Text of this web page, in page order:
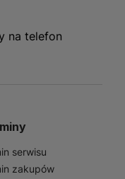
na telefon
serwisu
zakupów